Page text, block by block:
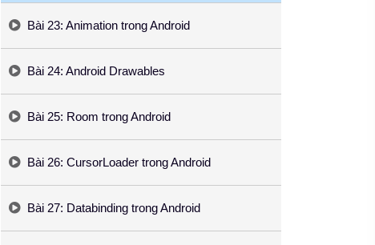
Bài 23: Animation trong Android
Bài 24: Android Drawables
Bài 25: Room trong Android
Bài 26: CursorLoader trong Android
Bài 27: Databinding trong Android